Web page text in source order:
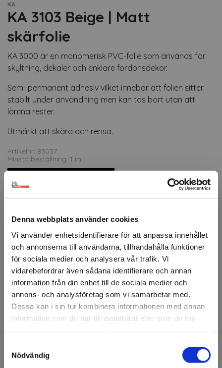
Denna webbplats använder cookies
Vi använder enhetsidentifierare för att anpassa innehållet
och annonserna till användarna, tillhandahålla funktioner
för sociala medier och analysera vår trafik. Vi
vidarebefordrar även sådana identifierare och annan
information från din enhet till de sociala medier och
annons- och analysföretag som vi samarbetar med.
Dessa kan i sin tur kombinera informationen med annan
information som du har tillhandahållit eller som de har
Nödvändig
KA
KA 3103 Beige | Matt
skärfolie
KA 3000 är en monomerisk PVC-folie som används för
skyltning, dekaler och enklare fordonsdekor.
Semi-permanent adhesiv vilket innebär att folien sitter
stabilt under användning men kan tas bort utan att
lämna rester.
Utmärkt att skära och rensa.
Artikelnr: 83037
Minsta beställning: 1 m
Ansök om konto
KA 3000 är en monomerisk PVC-folie som används för
skyltning, dekaler och enklare fordonsdekor. Semi-
permanent adhesiv vilket innebär att folien sitter stabilt
under användning men kan tas bort utan att lämna
Tack vare sin flexibilitet och formbarhet kan folien
användas på både plana och lätt böjda ytor. Lämpar sig
Användningsområden: